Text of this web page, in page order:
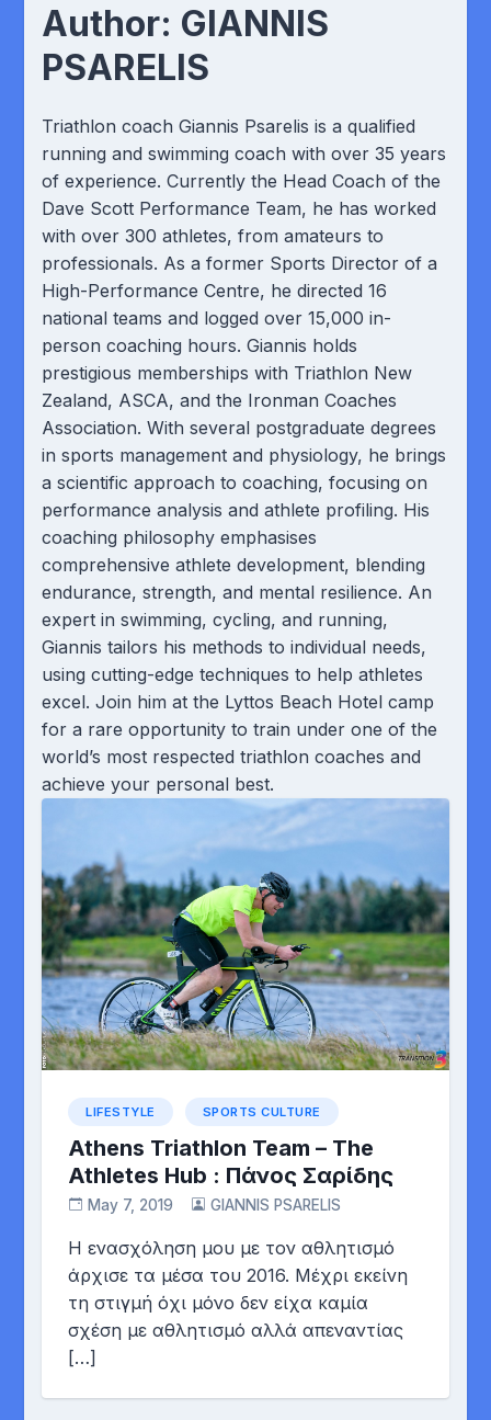
Author: GIANNIS
PSARELIS
Triathlon coach Giannis Psarelis is a qualified
running and swimming coach with over 35 years
of experience. Currently the Head Coach of the
Dave Scott Performance Team, he has worked
with over 300 athletes, from amateurs to
professionals. As a former Sports Director of a
High-Performance Centre, he directed 16
national teams and logged over 15,000 in-
person coaching hours. Giannis holds
prestigious memberships with Triathlon New
Zealand, ASCA, and the Ironman Coaches
Association. With several postgraduate degrees
in sports management and physiology, he brings
a scientific approach to coaching, focusing on
performance analysis and athlete profiling. His
coaching philosophy emphasises
comprehensive athlete development, blending
endurance, strength, and mental resilience. An
expert in swimming, cycling, and running,
Giannis tailors his methods to individual needs,
using cutting-edge techniques to help athletes
excel. Join him at the Lyttos Beach Hotel camp
for a rare opportunity to train under one of the
world’s most respected triathlon coaches and
achieve your personal best.
LIFESTYLE SPORTS CULTURE
Athens Triathlon Team – The
Athletes Hub : Πάνος Σαρίδης
May 7, 2019 GIANNIS PSARELIS
H ενασχόληση μου με τον αθλητισμό
άρχισε τα μέσα του 2016. Μέχρι εκείνη
τη στιγμή όχι μόνο δεν είχα καμία
σχέση με αθλητισμό αλλά απεναντίας
[…]